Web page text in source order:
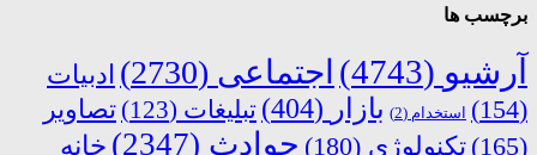
برچسب ها
آرشیو (4743) اجتماعی (2730)
ادبیات
(154)
استخدام (2) بازار (404) تبلیغات (123)
تصاویر
(165)
تکنولوژی (180) حوادث (2347)
خانه